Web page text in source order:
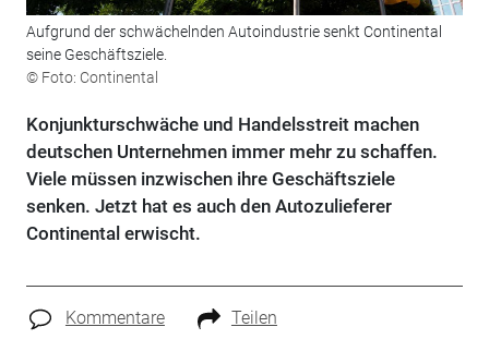
Aufgrund der schwächelnden Autoindustrie senkt Continental
seine Geschäftsziele.
© Foto: Continental
Konjunkturschwäche und Handelsstreit machen
deutschen Unternehmen immer mehr zu schaffen.
Viele müssen inzwischen ihre Geschäftsziele
senken. Jetzt hat es auch den Autozulieferer
Continental erwischt.
Kommentare Teilen